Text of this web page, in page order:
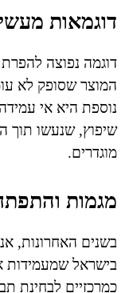
דוגמאות
דוגמה נפוצה
המוצר שסופק לא
נוספת היא אי
שיפוץ, שנעשו תוך
מוגדרים.
מגמות
בשנים האחרונות,
בישראל שמעמידות
כמרכזיים לבחינת